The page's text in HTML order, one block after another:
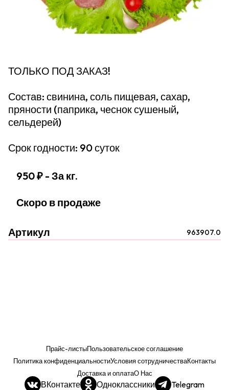
ТОЛЬКО ПОД ЗАКАЗ!
Состав: свинина, соль пищевая, сахар,
пряности (паприка, чеснок сушеный,
сельдерей)
Срок годности: 90 суток
950 ₽ - За кг.
Скоро в продаже
Артикул 963907.0
Прайс-листыПользовательское соглашение
Политика конфиденциальностиУсловия сотрудничестваКонтакты
Доставка и оплатаО Нас
ВКонтакте Одноклассники Telegram